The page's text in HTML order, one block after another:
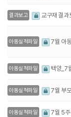
결과보고 교구재 결
아동실적파일 7월 아
아동실적파일 백양_7
아동실적파일 7월 부
아동실적파일 7월 5주